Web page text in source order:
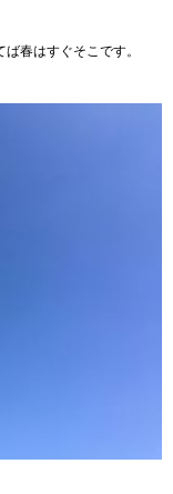
春はすぐそこです。